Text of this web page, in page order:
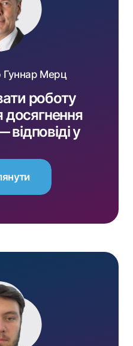
Гуннар Мерц
роботу
досягнення
відповіді у